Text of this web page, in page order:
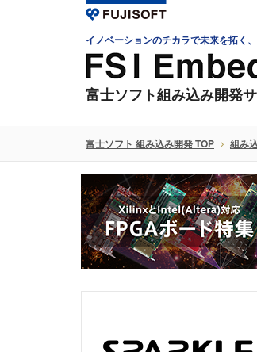
イノベーションのチカラで未来を拓く
富士ソフト組み込み開発
富士ソフト 組み込み開発 TOP 組み